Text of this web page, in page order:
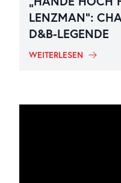
LENZMAN“:
D&B-LEGENDE
WEITERLESEN